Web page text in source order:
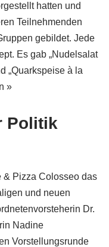
hatten und
Teilnehmenden
gebildet. Jede
Es gab „Nudelsalat
„Quarkspeise à la
»
Politik
& Pizza Colosseo das
und neuen
Dr.
Nadine
Vorstellungsrunde